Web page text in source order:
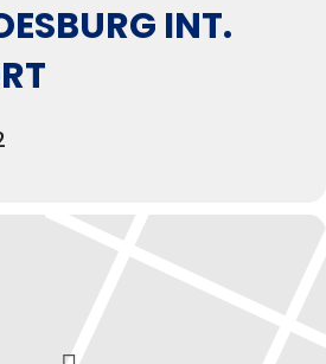
INT.